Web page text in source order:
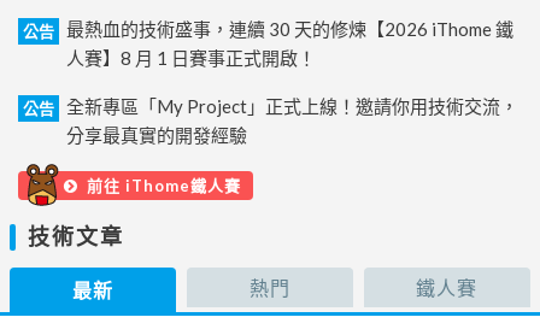
公告
最熱血的技術盛事，連續 30 天的修煉【2026 iThome 鐵
人賽】8 月 1 日賽事正式開啟！
公告
全新專區「My Project」正式上線！邀請你用技術交流，
分享最真實的開發經驗
前往 iThome鐵人賽
技術文章
最新 熱門 鐵人賽